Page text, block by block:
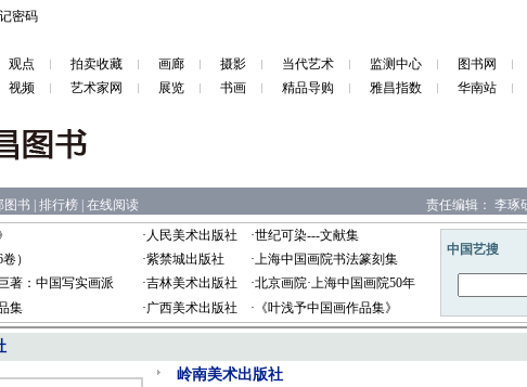
密码
观点 拍卖收藏 画廊 摄影 当代艺术 监测中心 图书网
视频 艺术家网 展览 书画 精品导购 雅昌指数 华南站
图书 排行榜 在线阅读 责任编辑： 李琢
· 人民美术出版社 ·世纪可染---文献集
） ·紫禁城出版社 ·上海中国画院书法篆刻集
著：中国写实画派 ·吉林美术出版社 ·北京画院·上海中国画院50年
集 ·广西美术出版社 · 《叶浅予中国画作品集》
岭南美术出版社